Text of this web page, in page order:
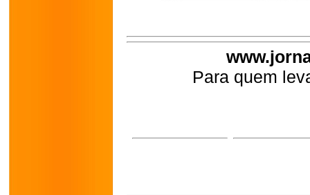
Para quem